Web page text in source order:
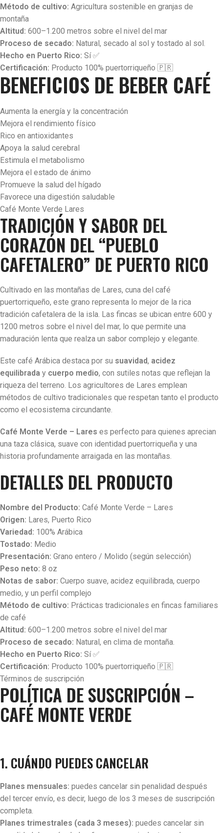
Método de cultivo: Agricultura sostenible en granjas de
montaña
Altitud: 600–1.200 metros sobre el nivel del mar
Proceso de secado: Natural, secado al sol y tostado al sol.
Hecho en Puerto Rico: Sí ✅
Certificación: Producto 100% puertorriqueño 🇵🇷
BENEFICIOS DE BEBER CAFÉ
Aumenta la energía y la concentración
Mejora el rendimiento físico
Rico en antioxidantes
Apoya la salud cerebral
Estimula el metabolismo
Mejora el estado de ánimo
Promueve la salud del hígado
Favorece una digestión saludable
Café Monte Verde Lares
TRADICIÓN Y SABOR DEL
CORAZÓN DEL “PUEBLO
CAFETALERO” DE PUERTO RICO
Cultivado en las montañas de Lares, cuna del café
puertorriqueño, este grano representa lo mejor de la rica
tradición cafetalera de la isla. Las fincas se ubican entre 600 y
1200 metros sobre el nivel del mar, lo que permite una
maduración lenta que realza un sabor complejo y elegante.
Este café Arábica destaca por su suavidad, acidez
equilibrada y cuerpo medio, con sutiles notas que reflejan la
riqueza del terreno. Los agricultores de Lares emplean
métodos de cultivo tradicionales que respetan tanto el producto
como el ecosistema circundante.
Café Monte Verde – Lares es perfecto para quienes aprecian
una taza clásica, suave con identidad puertorriqueña y una
historia profundamente arraigada en las montañas.
DETALLES DEL PRODUCTO
Nombre del Producto: Café Monte Verde – Lares
Origen: Lares, Puerto Rico
Variedad: 100% Arábica
Tostado: Medio
Presentación: Grano entero / Molido (según selección)
Peso neto: 8 oz
Notas de sabor: Cuerpo suave, acidez equilibrada, cuerpo
medio, y un perfil complejo
Método de cultivo: Prácticas tradicionales en fincas familiares
de café
Altitud: 600–1.200 metros sobre el nivel del mar
Proceso de secado: Natural, en clima de montaña.
Hecho en Puerto Rico: Sí ✅
Certificación: Producto 100% puertorriqueño 🇵🇷
Términos de suscripción
POLÍTICA DE SUSCRIPCIÓN –
CAFÉ MONTE VERDE
1. CUÁNDO PUEDES CANCELAR
Planes mensuales: puedes cancelar sin penalidad después
del tercer envío, es decir, luego de los 3 meses de suscripción
completa.
Planes trimestrales (cada 3 meses): puedes cancelar sin